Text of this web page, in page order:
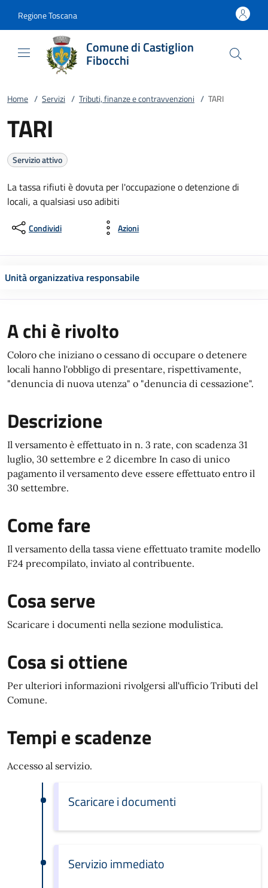
Regione Toscana
Comune di Castiglion
Fibocchi
Home / Servizi / Tributi, finanze e contravvenzioni / TARI
TARI
Servizio attivo
La tassa rifiuti è dovuta per l'occupazione o detenzione di
locali, a qualsiasi uso adibiti
Condividi Azioni
Unità organizzativa responsabile
A chi è rivolto
Coloro che iniziano o cessano di occupare o detenere
locali hanno l'obbligo di presentare, rispettivamente,
"denuncia di nuova utenza" o "denuncia di cessazione".
Descrizione
Il versamento è effettuato in n. 3 rate, con scadenza 31
luglio, 30 settembre e 2 dicembre In caso di unico
pagamento il versamento deve essere effettuato entro il
30 settembre.
Come fare
Il versamento della tassa viene effettuato tramite modello
F24 precompilato, inviato al contribuente.
Cosa serve
Scaricare i documenti nella sezione modulistica.
Cosa si ottiene
Per ulteriori informazioni rivolgersi all'ufficio Tributi del
Comune.
Tempi e scadenze
Accesso al servizio.
Scaricare i documenti
Servizio immediato